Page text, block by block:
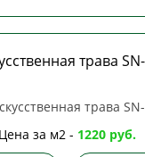
трава
Цена за м2 - 1220 руб.